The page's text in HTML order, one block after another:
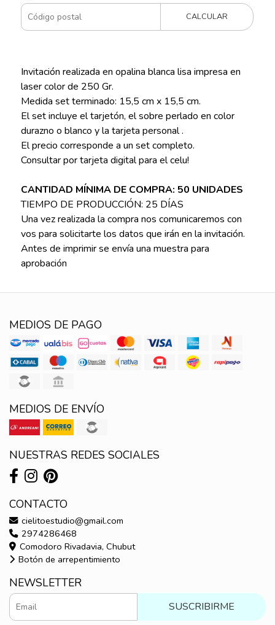
CALCULAR
Invitación realizada en opalina blanca lisa impresa en
laser color de 250 Gr.
Medida set terminado: 15,5 cm x 15,5 cm.
El set incluye el tarjetón, el sobre perlado en color
durazno o blanco y la tarjeta personal .
El precio corresponde a un set completo.
Consultar por tarjeta digital para el celu!
CANTIDAD MÍNIMA DE COMPRA: 50 UNIDADES
TIEMPO DE PRODUCCIÓN: 25 DÍAS
Una vez realizada la compra nos comunicaremos con
vos para solicitarte los datos que irán en la invitación.
Antes de imprimir se envía una muestra para
aprobación
MEDIOS DE PAGO
MEDIOS DE ENVÍO
NUESTRAS REDES SOCIALES
CONTACTO
cielitoestudio@gmail.com
2974286468
Comodoro Rivadavia, Chubut
Botón de arrepentimiento
NEWSLETTER
SUSCRIBIRME